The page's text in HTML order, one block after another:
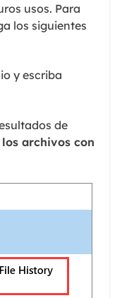
usos. Para
los siguientes
y escriba
de
archivos con